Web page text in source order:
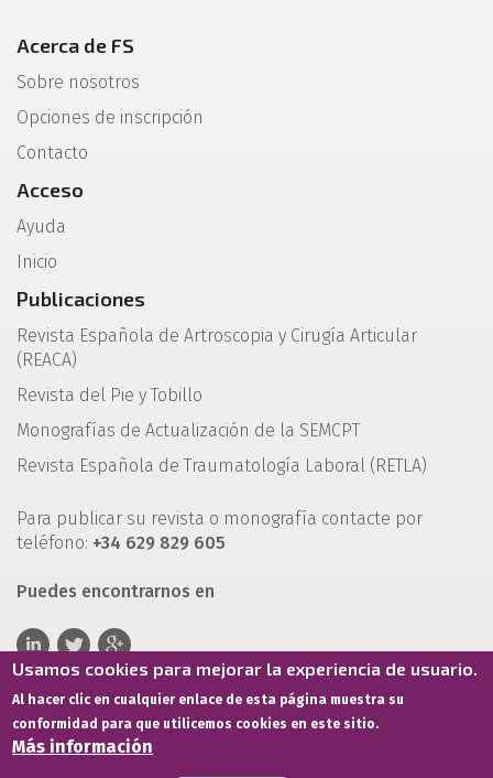
Acerca de FS
Sobre nosotros
Opciones de inscripción
Contacto
Acceso
Ayuda
Inicio
Publicaciones
Revista Española de Artroscopia y Cirugía Articular
(REACA)
Revista del Pie y Tobillo
Monografías de Actualización de la SEMCPT
Revista Española de Traumatología Laboral (RETLA)
Para publicar su revista o monografía contacte por
teléfono: +34 629 829 605
Puedes encontrarnos en
Usamos cookies para mejorar la experiencia de usuario.
Al hacer clic en cualquier enlace de esta página muestra su
conformidad para que utilicemos cookies en este sitio.
Más información